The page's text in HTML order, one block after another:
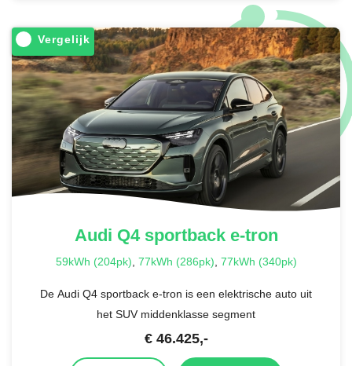
Vergelijk
Audi Q4 sportback e-tron
59kWh (204pk), 77kWh (286pk), 77kWh (340pk)
De Audi Q4 sportback e-tron is een elektrische auto uit
het SUV middenklasse segment
€ 46.425,-